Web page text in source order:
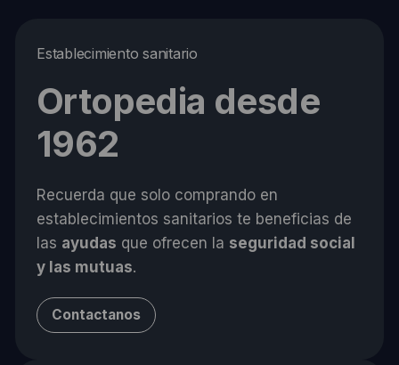
Establecimiento sanitario
Ortopedia desde
1962
Recuerda que solo comprando en
establecimientos sanitarios te beneficias de
las ayudas que ofrecen la seguridad social
y las mutuas.
Contactanos